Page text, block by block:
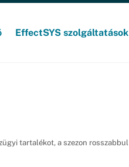
EffectSYS szolgáltatások
tartalékot, a szezon rosszabbul